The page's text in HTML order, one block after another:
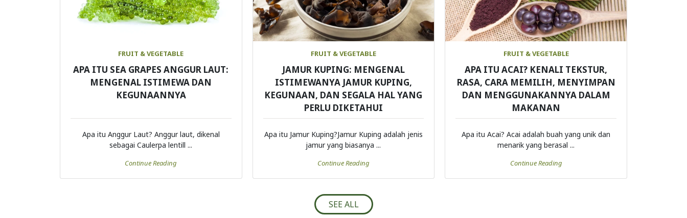
FRUIT & VEGETABLE
APA ITU SEA GRAPES ANGGUR LAUT:
MENGENAL ISTIMEWA DAN
KEGUNAANNYA
Apa itu Anggur Laut? Anggur laut, dikenal
sebagai Caulerpa lentill ...
Continue Reading
FRUIT & VEGETABLE
JAMUR KUPING: MENGENAL
ISTIMEWANYA JAMUR KUPING,
KEGUNAAN, DAN SEGALA HAL YANG
PERLU DIKETAHUI
Apa itu Jamur Kuping?Jamur Kuping adalah jenis
jamur yang biasanya ...
Continue Reading
FRUIT & VEGETABLE
APA ITU ACAI? KENALI TEKSTUR,
RASA, CARA MEMILIH, MENYIMPAN
DAN MENGGUNAKANNYA DALAM
MAKANAN
Apa itu Acai? Acai adalah buah yang unik dan
menarik yang berasal ...
Continue Reading
SEE ALL